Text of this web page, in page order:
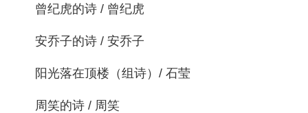
曾纪虎的诗 / 曾纪虎
安乔子的诗 / 安乔子
阳光落在顶楼（组诗）/ 石莹
周笑的诗 / 周笑